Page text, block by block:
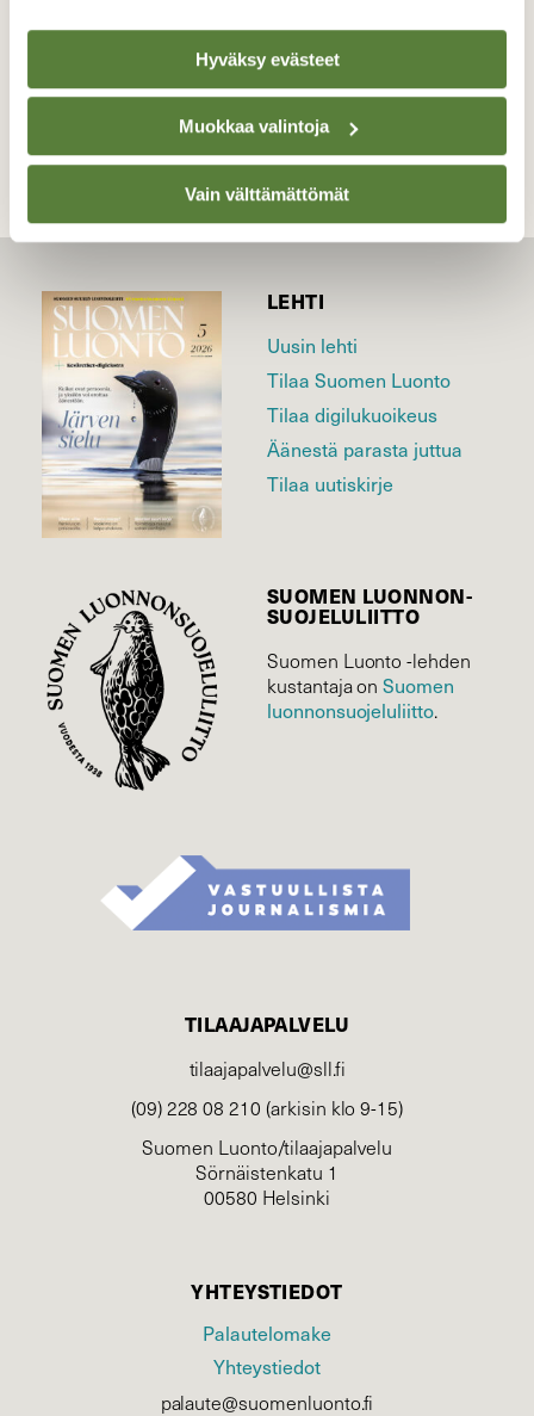
Hyväksy evästeet
Muokkaa valintoja
Vain välttämättömät
LEHTI
Uusin lehti
Tilaa Suomen Luonto
Tilaa digilukuoikeus
Äänestä parasta juttua
Tilaa uutiskirje
SUOMEN LUONNON­
SUOJELU­LIITTO
Suomen Luonto -lehden
kustantaja onSuomen
luonnonsuojelu­liitto.
TILAAJAPALVELU
tilaajapalvelu@sll.fi
(09) 228 08 210 (arkisin klo 9-15)
Suomen Luonto/tilaajapalvelu
Sörnäistenkatu 1
00580 Helsinki
YHTEYSTIEDOT
Palautelomake
Yhteystiedot
palaute@suomenluonto.fi